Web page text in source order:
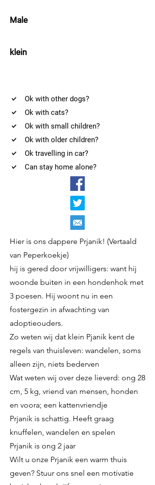
Male
klein
Ok with other dogs?
Ok with cats?
Ok with small children?
Ok with older children?
Ok travelling in car?
Can stay home alone?
Hier is ons dappere Prjanik! (Vertaald
van Peperkoekje)
hij is gered door vrijwilligers: want hij
woonde buiten in een hondenhok met
3 poesen. Hij woont nu in een
fostergezin in afwachting van
adoptieouders.
Zo weten wij dat klein Pjanik kent de
regels van thuisleven: wandelen, soms
alleen zijn, niets bederven
Wat weten wij over deze lieverd: ong 28
cm, 5 kg, vriend van mensen, honden
en voora; een kattenvriendje
Prjanik is schattig. Heeft graag
knuffelen, wandelen en spelen
Prjanik is ong 2 jaar
Wilt u onze Prjanik een warm thuis
geven? Stuur ons snel een motivatie